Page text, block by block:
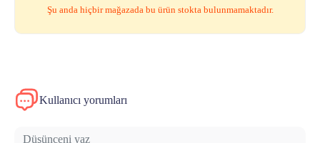
Şu anda hiçbir mağazada bu ürün stokta bulunmamaktadır.
Kullanıcı yorumları